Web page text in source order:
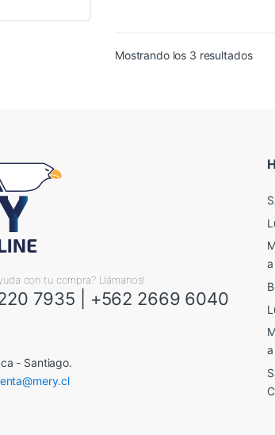
Mostrando los 3 resultados
con tu compra? Llámanos!
7935 +562 2669 6040
- Santiago.